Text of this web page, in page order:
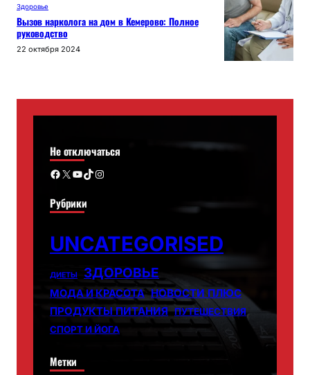
Здоровье
Вызов нарколога на дом в Кемерово: Полное
руководство
22 октября 2024
Не отключаться
Facebook X YouTube TikTok Instagram
Рубрики
UNCATEGORISED
ДИЕТЫ ЗДОРОВЬЕ
МОДА И КРАСОТА НОВОСТИ ПЛЮС
ПРОДУКТЫ ПИТАНИЯ ПУТЕШЕСТВИЯ
СПОРТ И ЙОГА
Метки